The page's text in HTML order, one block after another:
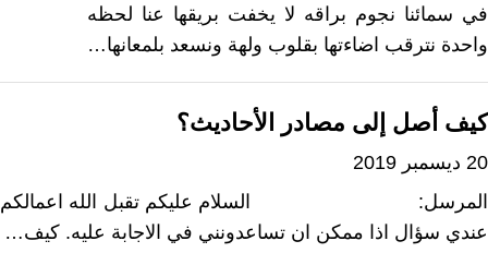
في سمائنا نجوم براقه لا يخفت بريقها عنا لحظه
واحدة نترقب اضاءتها بقلوب ولهة ونسعد بلمعانها…
كيف أصل إلى مصادر الأحاديث؟
20 ديسمبر 2019
المرسل: السلام عليكم تقبل الله اعمالكم
عندي سؤال اذا ممكن ان تساعدونني في الاجابة عليه. كيف…